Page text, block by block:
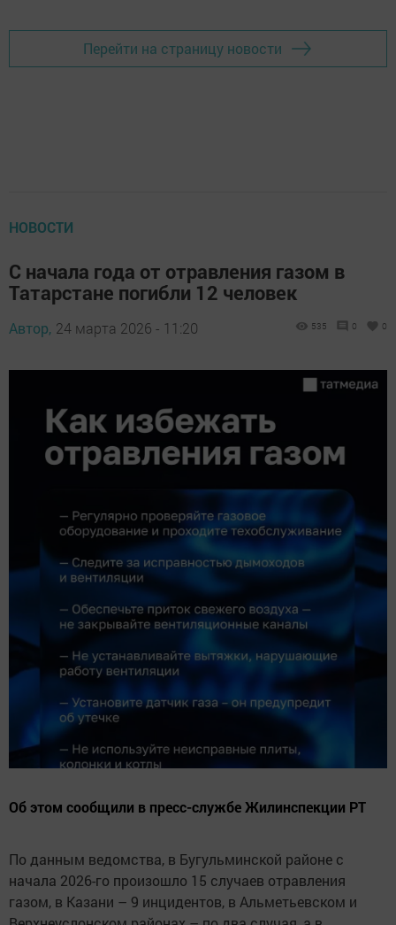
Перейти на страницу новости
НОВОСТИ
С начала года от отравления газом в
Татарстане погибли 12 человек
Автор, 24 марта 2026 - 11:20 535 0 0
Об этом сообщили в пресс-службе Жилинспекции РТ
По данным ведомства, в Бугульминской районе с
начала 2026-го произошло 15 случаев отравления
газом, в Казани – 9 инцидентов, в Альметьевском и